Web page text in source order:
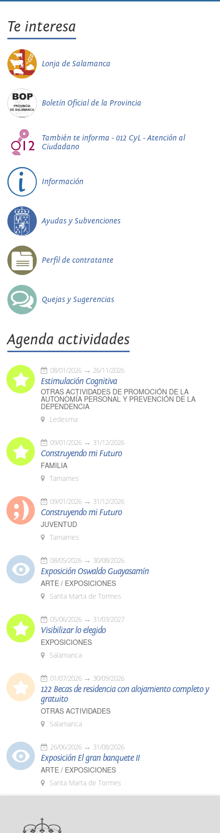
Te interesa
Lonja de Salamanca
Boletín Oficial de la Provincia
También te informa - 012 CyL - Atención al
Ciudadano
Información
Ayudas y Subvenciones
Perfil de contratante
Quejas y Sugerencias
Agenda actividades
08/01/2026 26/11/2026
Estimulación Cognitiva
OTRAS ACTIVIDADES DE PROMOCIÓN DE LA
AUTONOMÍA PERSONAL Y PREVENCIÓN DE LA
DEPENDENCIA
Ledesma
09/01/2026 31/12/2026
Construyendo mi Futuro
FAMILIA
Tamames
09/01/2026 31/12/2026
Construyendo mi Futuro
JUVENTUD
Tamames
08/05/2026 30/08/2026
Exposición Oswaldo Guayasamín
ARTE / EXPOSICIONES
Santa Marta de Tormes
05/06/2026 31/03/2027
Visibilizar lo elegido
EXPOSICIONES
Salamanca
01/07/2026 30/09/2026
122 Becas de residencia con alojamiento completo y
gratuito
OTRAS ACTIVIDADES
Salamanca
26/06/2026 31/08/2026
Exposición El gran banquete II
ARTE / EXPOSICIONES
Santa Marta de Tormes